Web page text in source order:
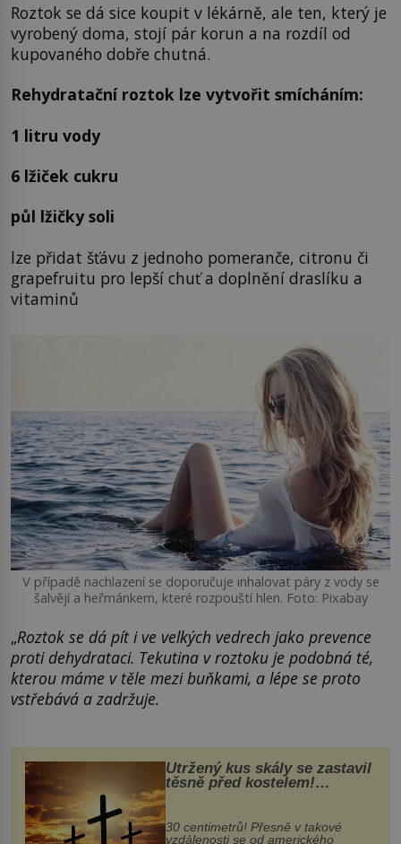
Roztok se dá sice koupit v lékárně, ale ten, který je
vyrobený doma, stojí pár korun a na rozdíl od
kupovaného dobře chutná.
Rehydratační roztok lze vytvořit smícháním:
1 litru vody
6 lžiček cukru
půl lžičky soli
lze přidat šťávu z jednoho pomeranče, citronu či
grapefruitu pro lepší chuť a doplnění draslíku a
vitaminů
V případě nachlazení se doporučuje inhalovat páry z vody se
šalvějí a heřmánkem, které rozpouští hlen. Foto: Pixabay
„Roztok se dá pít i ve velkých vedrech jako prevence
proti dehydrataci. Tekutina v roztoku je podobná té,
kterou máme v těle mezi buňkami, a lépe se proto
vstřebává a zadržuje.
Utržený kus skály se zastavil
těsně před kostelem!
Ochránila ho boží síla?
30 centimetrů! Přesně v takové
vzdálenosti se od amerického